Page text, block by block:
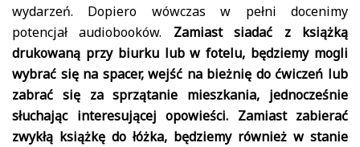
wydarzeń. Dopiero wówczas w pełni docenimy
potencjał audiobooków. Zamiast siadać z książką
drukowaną przy biurku lub w fotelu, będziemy mogli
wybrać się na spacer, wejść na bieżnię do ćwiczeń lub
zabrać się za sprzątanie mieszkania, jednocześnie
słuchając interesującej opowieści. Zamiast zabierać
zwykłą książkę do łóżka, będziemy również w stanie